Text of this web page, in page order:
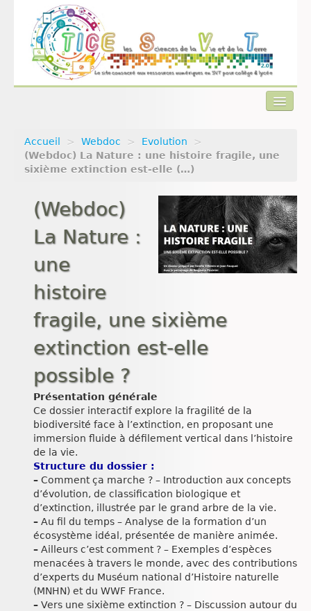
Actualités
Qui sommes-nous ?
Contact
Accueil > Webdoc > Evolution
>
(Webdoc) La Nature : une histoire fragile, une
sixième extinction est-elle (…)
(Webdoc)
La Nature :
une
histoire
fragile, une sixième
extinction est-elle
possible ?
Présentation générale
Ce dossier interactif explore la fragilité de la
biodiversité face à l’extinction, en proposant une
immersion fluide à défilement vertical dans l’histoire
de la vie.
Structure du dossier :
– Comment ça marche ? – Introduction aux concepts
d’évolution, de classification biologique et
d’extinction, illustrée par le grand arbre de la vie.
– Au fil du temps – Analyse de la formation d’un
écosystème idéal, présentée de manière animée.
– Ailleurs c’est comment ? – Exemples d’espèces
menacées à travers le monde, avec des contributions
d’experts du Muséum national d’Histoire naturelle
(MNHN) et du WWF France.
– Vers une sixième extinction ? – Discussion autour du